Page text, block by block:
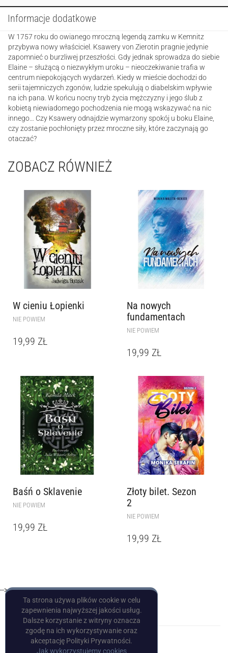
Informacje dodatkowe
W 1757 roku do owianego mroczną legendą zamku w Kemnitz
przybywa nowy właściciel. Ksawery von Zierotin pragnie jedynie
zapomnieć o burzliwej przeszłości. Gdy jednak sprowadza do siebie
Elaine – służącą o niezwykłym uroku – nieoczekiwanie trafia w
centrum niepokojących wydarzeń. Kiedy w mieście dochodzi do
serii tajemniczych zgonów, ludzie spekulują o diabelskim wpływie
na ich pana. W końcu nocny tryb życia mężczyzny i jego ślub z
kobietą niewiadomego pochodzenia nie mogą wskazywać na nic
innego… Czy Ksawery odnajdzie wymarzony spokój u boku Elaine,
czy zostanie pochłonięty przez mroczne siły, które zaczynają go
otaczać?
ZOBACZ RÓWNIEŻ
W cieniu Łopienki
NIE POWIEM
19,99 ZŁ
Na nowych
fundamentach
NIE POWIEM
19,99 ZŁ
Baśń o Sklavenie
NIE POWIEM
19,99 ZŁ
Złoty bilet. Sezon
2
NIE POWIEM
19,99 ZŁ
-->
Ta strona używa plików cookie w celu
zapewnienia najwyższej jakości usług.
Dalsze korzystanie z witryny oznacza
zgodę na ich wykorzystywanie oraz
akceptację Polityki Prywatności.
Jak wykorzystujemy cookies